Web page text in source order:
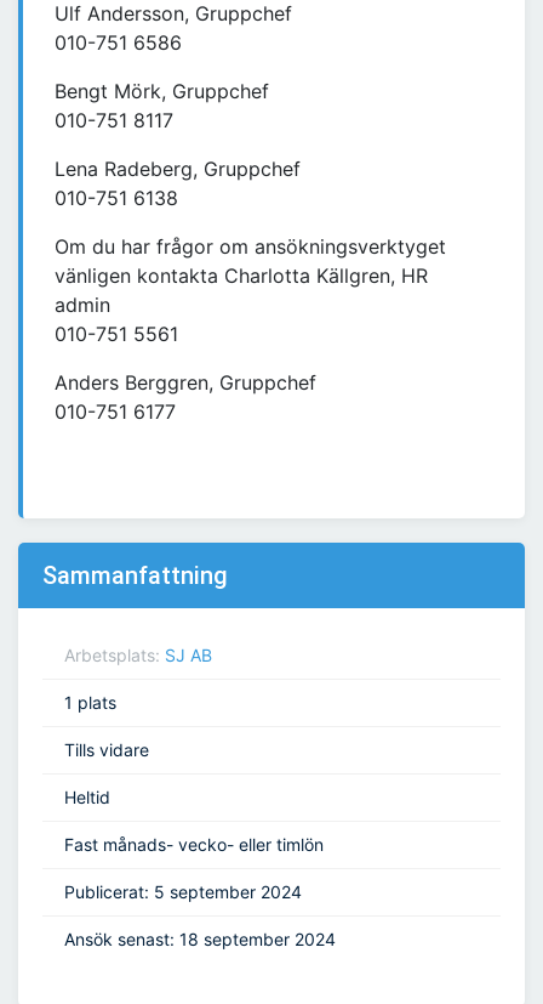
Ulf Andersson, Gruppchef
010-751 6586
Bengt Mörk, Gruppchef
010-751 8117
Lena Radeberg, Gruppchef
010-751 6138
Om du har frågor om ansökningsverktyget
vänligen kontakta Charlotta Källgren, HR
admin
010-751 5561
Anders Berggren, Gruppchef
010-751 6177
Sammanfattning
Arbetsplats: SJ AB
1 plats
Tills vidare
Heltid
Fast månads- vecko- eller timlön
Publicerat: 5 september 2024
Ansök senast: 18 september 2024